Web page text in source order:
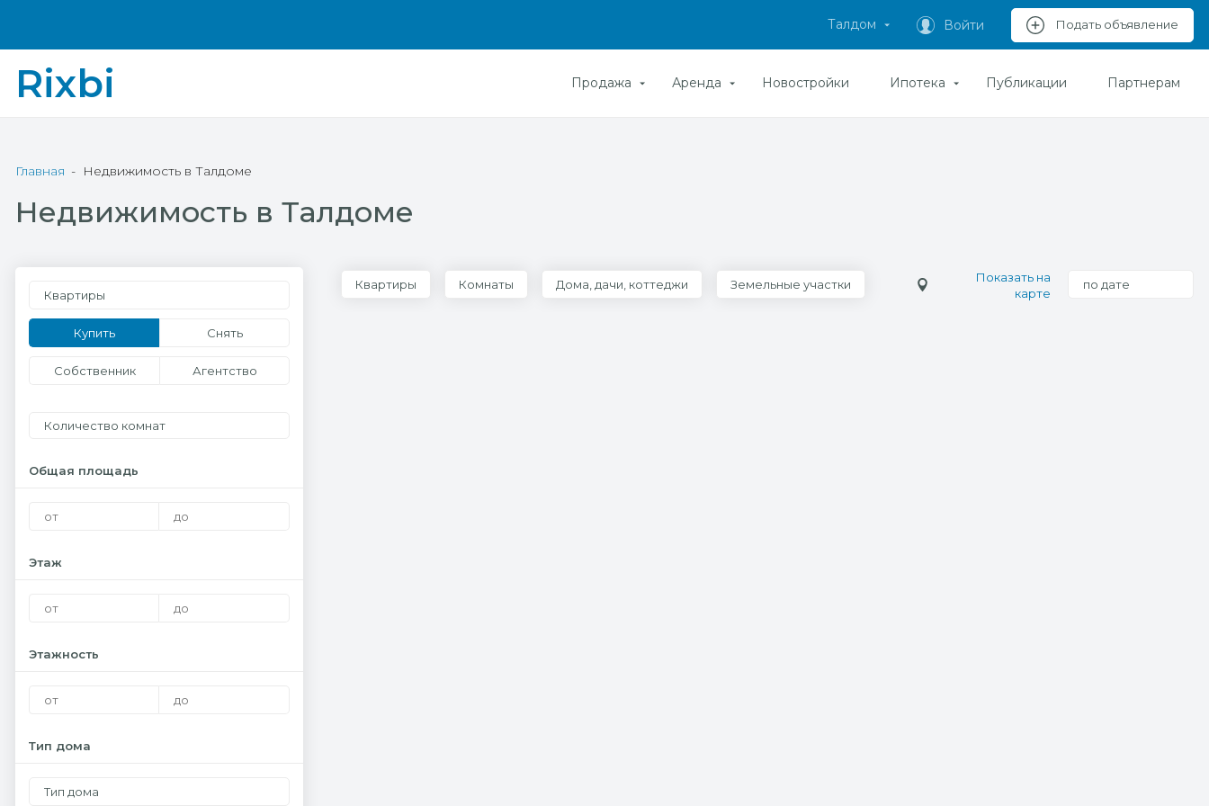
Талдом Войти Подать объявление
Rixbi Продажа Аренда Новостройки Ипотека Публикации Партнерам
Главная Недвижимость в Талдоме
Недвижимость в Талдоме
Квартиры
Купить Снять
Собственник Агентство
Количество комнат
Общая площадь
Этаж
Этажность
Тип дома
Тип дома
Квартиры Комнаты Дома, дачи, коттеджи Земельные участки
Показать на
карте
по дате